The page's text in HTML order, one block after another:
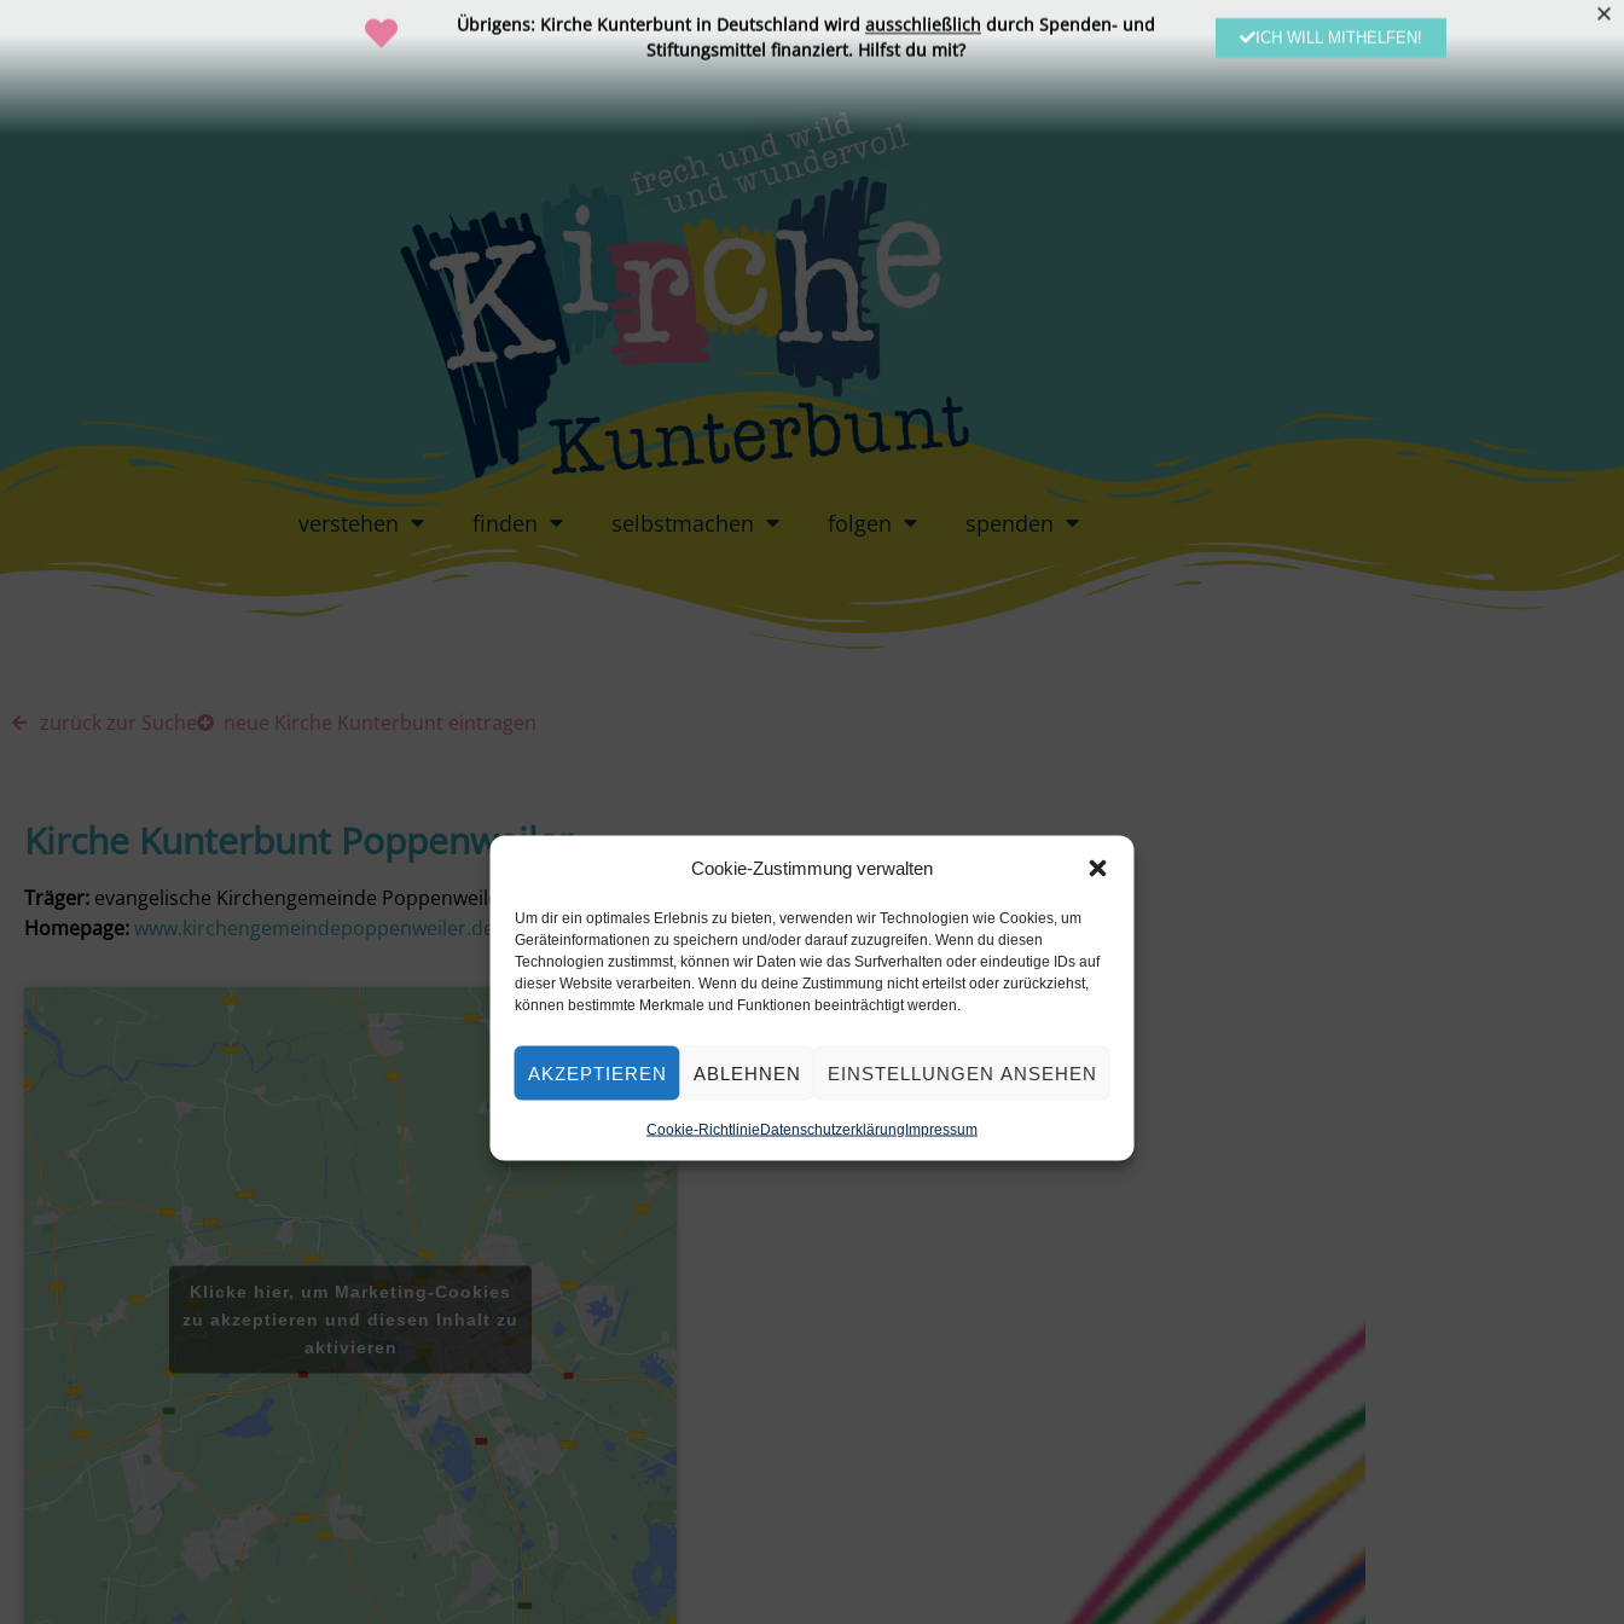
Cookie-Zustimmung verwalten
Um dir ein optimales Erlebnis zu bieten, verwenden wir Technologien wie Cookies, um
Geräteinformationen zu speichern und/oder darauf zuzugreifen. Wenn du diesen
Technologien zustimmst, können wir Daten wie das Surfverhalten oder eindeutige IDs auf
dieser Website verarbeiten. Wenn du deine Zustimmung nicht erteilst oder zurückziehst,
können bestimmte Merkmale und Funktionen beeinträchtigt werden.
AKZEPTIEREN ABLEHNEN EINSTELLUNGEN ANSEHEN
Cookie-RichtlinieDatenschutzerklärungImpressum
verstehen finden selbstmachen folgen spenden
zurück zur Suche neue Kirche Kunterbunt eintragen
Kirche Kunterbunt Poppenweiler
Träger: evangelische Kirchengemeinde Poppenweiler
Homepage:www.kirchengemeindepoppenweiler.de/kirche-kunterbunt
Klicke hier, um Marketing-Cookies
zu akzeptieren und diesen Inhalt zu
aktivieren
Übrigens: Kirche Kunterbunt in Deutschland wird ausschließlich durch Spenden- und
Stiftungsmittel finanziert. Hilfst du mit?
ICH WILL MITHELFEN!